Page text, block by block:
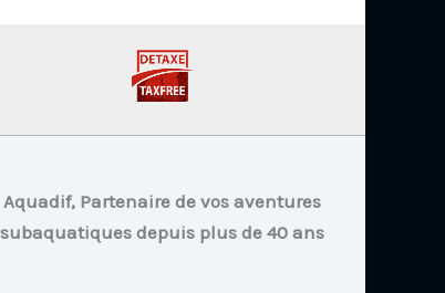
Aquadif, Partenaire de vos aventures
subaquatiques depuis plus de 40 ans